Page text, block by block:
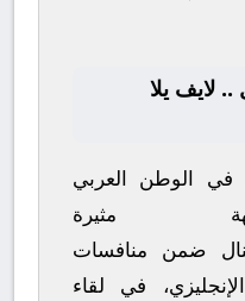
.. لايف يلا
الوطن العربي
مثيرة
ضمن منافسات
، في لقاء